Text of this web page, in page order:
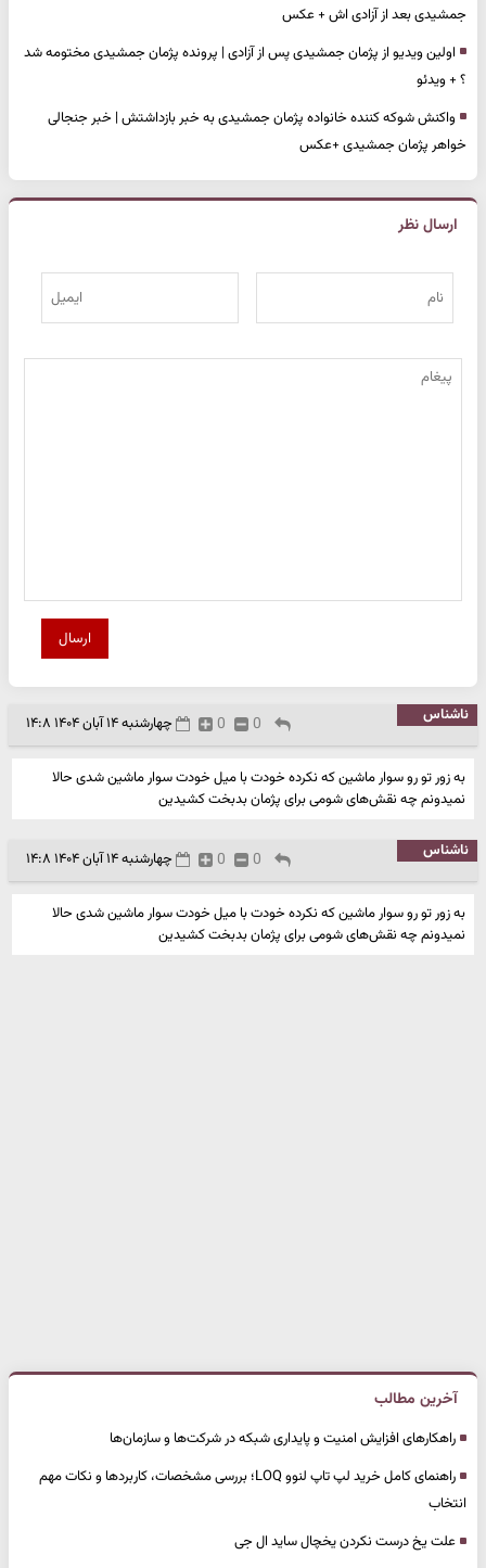
جمشیدی بعد از آزادی اش + عکس
اولین ویدیو از پژمان جمشیدی پس از آزادی | پرونده پژمان جمشیدی مختومه شد
؟ + ویدئو
واکنش شوکه کننده خانواده پژمان جمشیدی به خبر بازداشتش | خبر جنجالی
خواهر پژمان جمشیدی +عکس
ارسال نظر
ارسال
ناشناس چهارشنبه ۱۴ آبان ۱۴۰۴ ۱۴:۸ 0
0
به زور تو رو سوار ماشین که نکرده خودت با میل خودت سوار ماشین شدی حالا
نمیدونم چه نقش‌های شومی برای پژمان بدبخت کشیدین
ناشناس چهارشنبه ۱۴ آبان ۱۴۰۴ ۱۴:۸ 0
0
به زور تو رو سوار ماشین که نکرده خودت با میل خودت سوار ماشین شدی حالا
نمیدونم چه نقش‌های شومی برای پژمان بدبخت کشیدین
آخرین مطالب
راهکارهای افزایش امنیت و پایداری شبکه در شرکت‌ها و سازمان‌ها
راهنمای کامل خرید لپ تاپ لنوو LOQ؛ بررسی مشخصات، کاربردها و نکات مهم
انتخاب
علت یخ درست نکردن یخچال ساید ال جی